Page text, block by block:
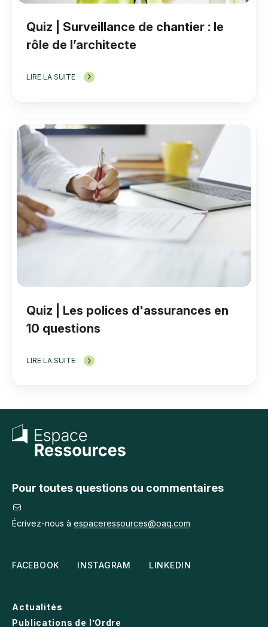
Quiz | Surveillance de chantier : le
rôle de l’architecte
LIRE LA SUITE
Quiz | Les polices d'assurances en
10 questions
LIRE LA SUITE
FACEBOOK INSTAGRAM LINKEDIN
Pour toutes questions ou commentaires
Écrivez-nous à espaceressources@oaq.com
Actualités
Publications de l’Ordre